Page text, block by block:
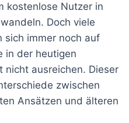
kostenlose Nutzer in
Doch viele
sich immer noch auf
in der heutigen
ausreichen. Dieser
zwischen
Ansätzen und älteren